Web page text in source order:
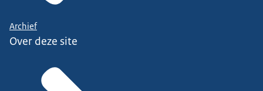
Archief
Over deze site